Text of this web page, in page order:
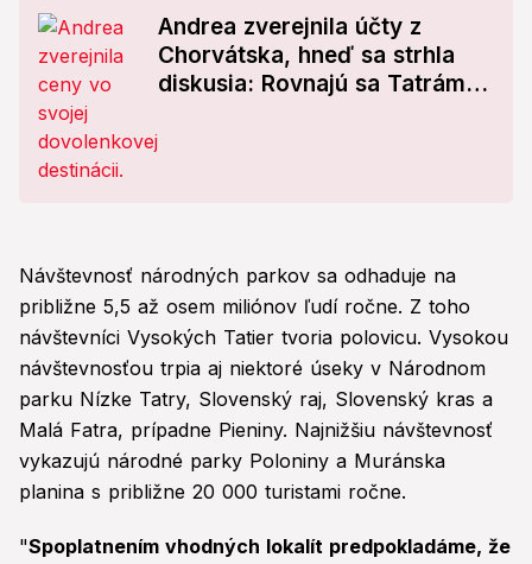
Andrea zverejnila účty z
Chorvátska, hneď sa strhla
diskusia: Rovnajú sa Tatrám a
Návštevnosť národných parkov sa odhaduje na
približne 5,5 až osem miliónov ľudí ročne. Z toho
návštevníci Vysokých Tatier tvoria polovicu. Vysokou
návštevnosťou trpia aj niektoré úseky v Národnom
parku Nízke Tatry, Slovenský raj, Slovenský kras a
Malá Fatra, prípadne Pieniny. Najnižšiu návštevnosť
vykazujú národné parky Poloniny a Muránska
planina s približne 20 000 turistami ročne.
"Spoplatnením vhodných lokalít predpokladáme, že